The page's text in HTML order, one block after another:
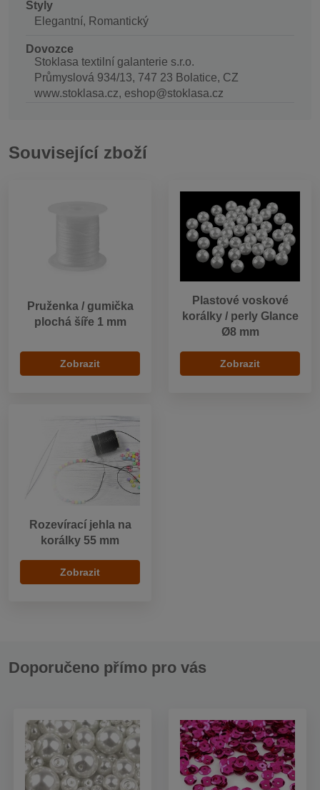
Styly
Elegantní, Romantický
Dovozce
Stoklasa textilní galanterie s.r.o.
Průmyslová 934/13, 747 23 Bolatice, CZ
www.stoklasa.cz, eshop@stoklasa.cz
Související zboží
Pruženka / gumička
plochá šíře 1 mm
Zobrazit
Plastové voskové
korálky / perly Glance
Ø8 mm
Zobrazit
Rozevírací jehla na
korálky 55 mm
Zobrazit
Doporučeno přímo pro vás